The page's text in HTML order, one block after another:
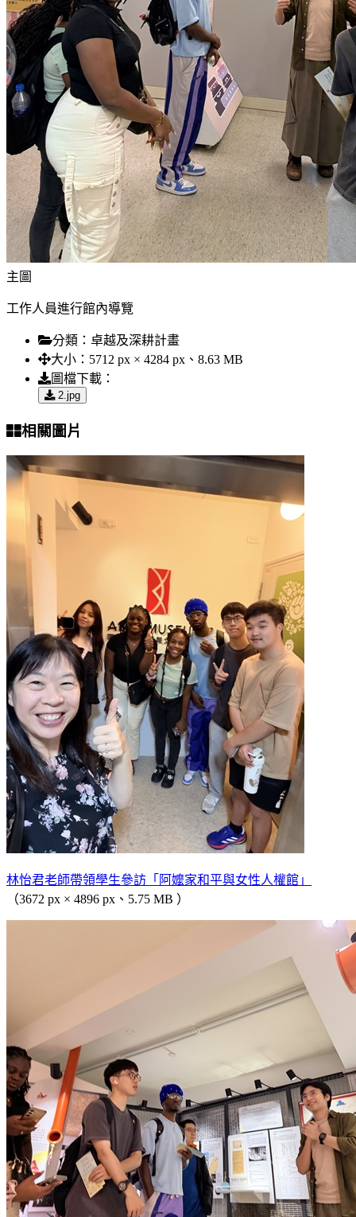
主圖
工作人員進行館內導覽
分類： 卓越及深耕計畫
大小： 5712 px × 4284 px、8.63 MB
圖檔下載：
2.jpg
相關圖片
林怡君老師帶領學生參訪「阿嬤家和平與女性人權館」
（3672 px × 4896 px、5.75 MB ）